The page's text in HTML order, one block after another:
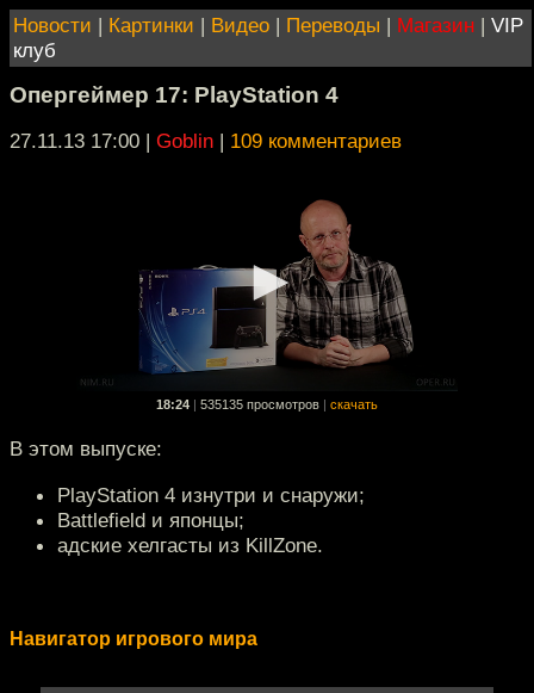
Новости | Картинки | Видео | Переводы | Магазин | VIP
клуб
Опергеймер 17: PlayStation 4
27.11.13 17:00 | Goblin | 109 комментариев
18:24 535135 просмотров скачать
В этом выпуске:
PlayStation 4 изнутри и снаружи;
Battlefield и японцы;
адские хелгасты из KillZone.
Навигатор игрового мира